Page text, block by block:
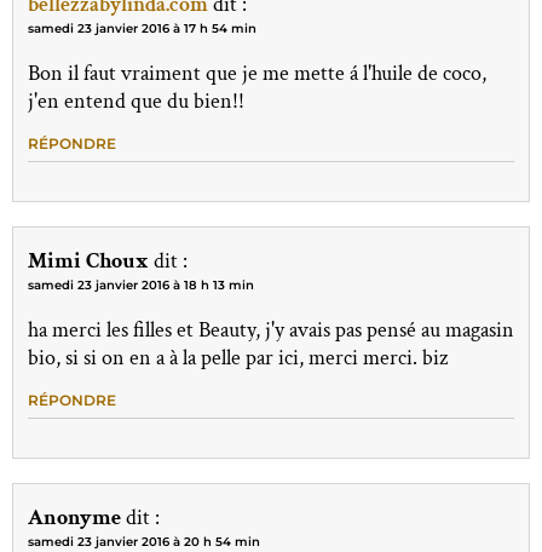
samedi 23 janvier 2016 à 17 h 54 min
Bon il faut vraiment que je me mette á l'huile de coco,
j'en entend que du bien!!
RÉPONDRE
Mimi Choux dit :
samedi 23 janvier 2016 à 18 h 13 min
ha merci les filles et Beauty, j'y avais pas pensé au magasin
bio, si si on en a à la pelle par ici, merci merci. biz
RÉPONDRE
Anonymedit :
samedi 23 janvier 2016 à 20 h 54 min